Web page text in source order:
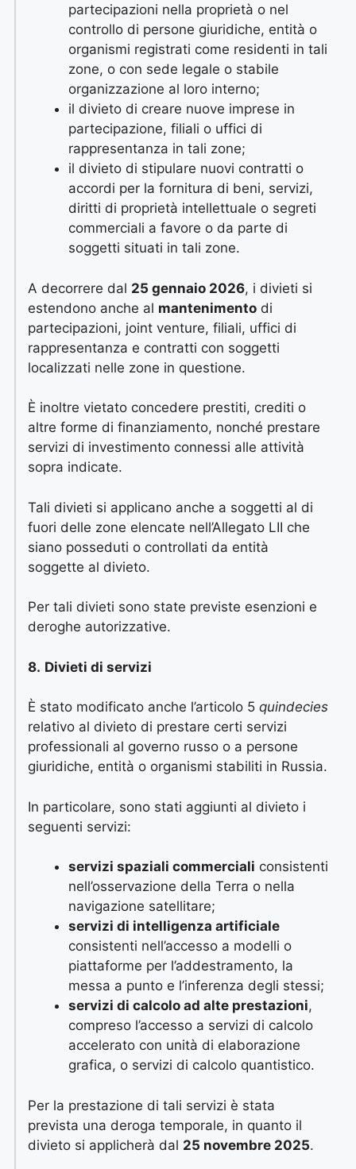
partecipazioni nella proprietà o nel
controllo di persone giuridiche, entità o
organismi registrati come residenti in tali
zone, o con sede legale o stabile
organizzazione al loro interno;
il divieto di creare nuove imprese in
partecipazione, filiali o uffici di
rappresentanza in tali zone;
il divieto di stipulare nuovi contratti o
accordi per la fornitura di beni, servizi,
diritti di proprietà intellettuale o segreti
commerciali a favore o da parte di
soggetti situati in tali zone.
A decorrere dal 25 gennaio 2026, i divieti si
estendono anche al mantenimento di
partecipazioni, joint venture, filiali, uffici di
rappresentanza e contratti con soggetti
localizzati nelle zone in questione.
È inoltre vietato concedere prestiti, crediti o
altre forme di finanziamento, nonché prestare
servizi di investimento connessi alle attività
sopra indicate.
Tali divieti si applicano anche a soggetti al di
fuori delle zone elencate nell’Allegato LII che
siano posseduti o controllati da entità
soggette al divieto.
Per tali divieti sono state previste esenzioni e
deroghe autorizzative.
8. Divieti di servizi
È stato modificato anche l’articolo 5 quindecies
relativo al divieto di prestare certi servizi
professionali al governo russo o a persone
giuridiche, entità o organismi stabiliti in Russia.
In particolare, sono stati aggiunti al divieto i
seguenti servizi:
servizi spaziali commerciali consistenti
nell’osservazione della Terra o nella
navigazione satellitare;
servizi di intelligenza artificiale
consistenti nell’accesso a modelli o
piattaforme per l’addestramento, la
messa a punto e l’inferenza degli stessi;
servizi di calcolo ad alte prestazioni,
compreso l’accesso a servizi di calcolo
accelerato con unità di elaborazione
grafica, o servizi di calcolo quantistico.
Per la prestazione di tali servizi è stata
prevista una deroga temporale, in quanto il
divieto si applicherà dal 25 novembre 2025.